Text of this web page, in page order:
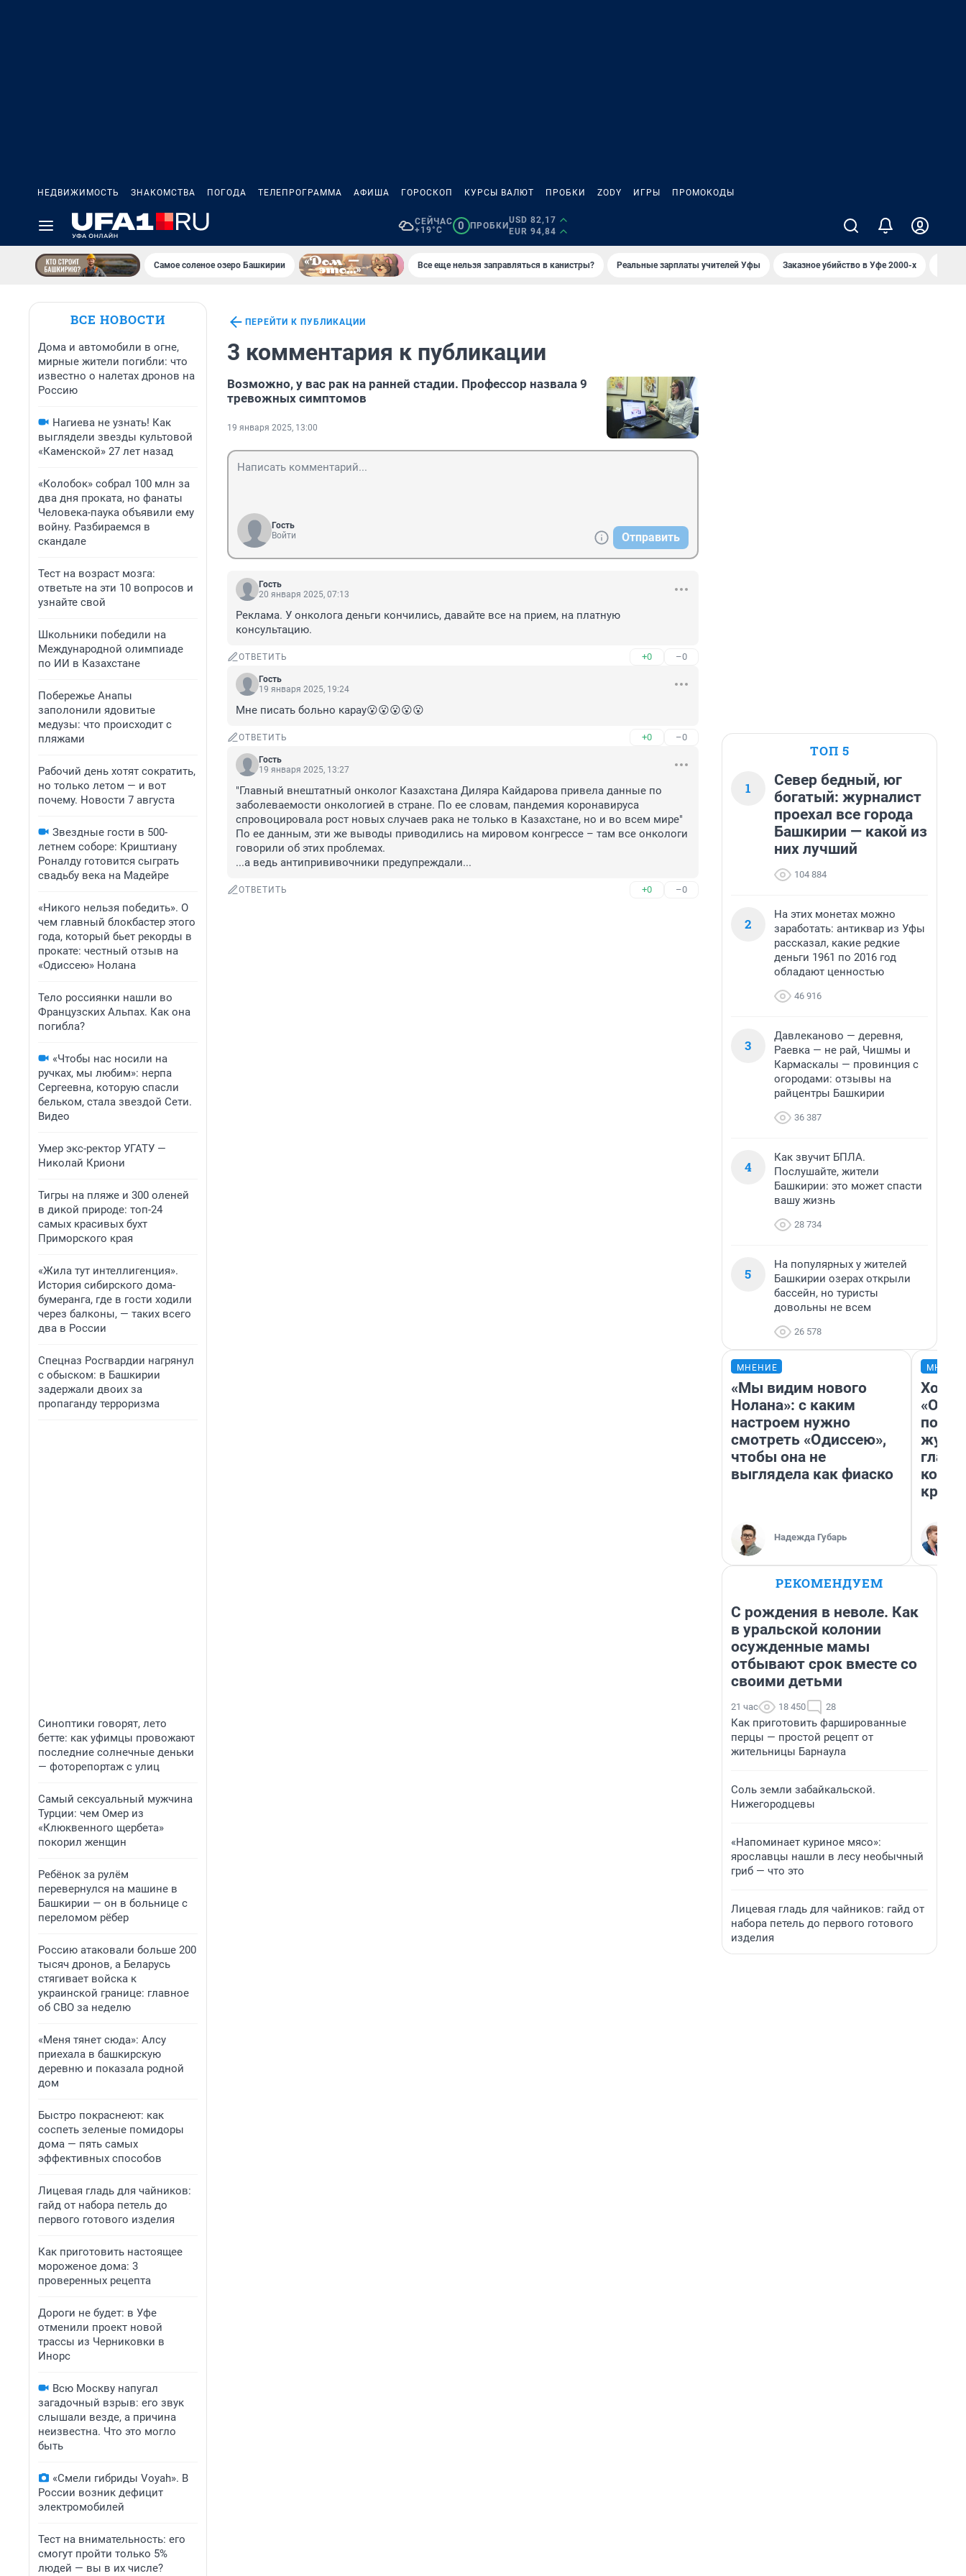
НЕДВИЖИМОСТЬ ЗНАКОМСТВА ПОГОДА ТЕЛЕПРОГРАММА АФИША ГОРОСКОП КУРСЫ ВАЛЮТ ПРОБКИ ZODY ИГРЫ ПРОМОКОДЫ
СЕЙЧАС
+19°C
0 ПРОБКИ
USD 82,17
EUR 94,84
Самое соленое озеро Башкирии Все еще нельзя заправляться в канистры? Реальные зарплаты учителей Уфы Заказное убийство в Уфе 2000-х
ВСЕ НОВОСТИ
Дома и автомобили в огне,
мирные жители погибли: что
известно о налетах дронов на
Россию
Нагиева не узнать! Как
выглядели звезды культовой
«Каменской» 27 лет назад
«Колобок» собрал 100 млн за
два дня проката, но фанаты
Человека-паука объявили ему
войну. Разбираемся в
скандале
Тест на возраст мозга:
ответьте на эти 10 вопросов и
узнайте свой
Школьники победили на
Международной олимпиаде
по ИИ в Казахстане
Побережье Анапы
заполонили ядовитые
медузы: что происходит с
пляжами
Рабочий день хотят сократить,
но только летом — и вот
почему. Новости 7 августа
Звездные гости в 500-
летнем соборе: Криштиану
Роналду готовится сыграть
свадьбу века на Мадейре
«Никого нельзя победить». О
чем главный блокбастер этого
года, который бьет рекорды в
прокате: честный отзыв на
«Одиссею» Нолана
Тело россиянки нашли во
Французских Альпах. Как она
погибла?
«Чтобы нас носили на
ручках, мы любим»: нерпа
Сергеевна, которую спасли
бельком, стала звездой Сети.
Видео
Умер экс-ректор УГАТУ —
Николай Криони
Тигры на пляже и 300 оленей
в дикой природе: топ-24
самых красивых бухт
Приморского края
«Жила тут интеллигенция».
История сибирского дома-
бумеранга, где в гости ходили
через балконы, — таких всего
два в России
Спецназ Росгвардии нагрянул
с обыском: в Башкирии
задержали двоих за
пропаганду терроризма
Синоптики говорят, лето
бетте: как уфимцы провожают
последние солнечные деньки
— фоторепортаж с улиц
Самый сексуальный мужчина
Турции: чем Омер из
«Клюквенного щербета»
покорил женщин
Ребёнок за рулём
перевернулся на машине в
Башкирии — он в больнице с
переломом рёбер
Россию атаковали больше 200
тысяч дронов, а Беларусь
стягивает войска к
украинской границе: главное
об СВО за неделю
«Меня тянет сюда»: Алсу
приехала в башкирскую
деревню и показала родной
дом
Быстро покраснеют: как
соспеть зеленые помидоры
дома — пять самых
эффективных способов
Лицевая гладь для чайников:
гайд от набора петель до
первого готового изделия
Как приготовить настоящее
мороженое дома: 3
проверенных рецепта
Дороги не будет: в Уфе
отменили проект новой
трассы из Черниковки в
Инорс
Всю Москву напугал
загадочный взрыв: его звук
слышали везде, а причина
неизвестна. Что это могло
быть
«Смели гибриды Voyah». В
России возник дефицит
электромобилей
Тест на внимательность: его
смогут пройти только 5%
людей — вы в их числе?
ПЕРЕЙТИ К ПУБЛИКАЦИИ
3 комментария к публикации
Возможно, у вас рак на ранней стадии. Профессор назвала 9
тревожных симптомов
19 января 2025, 13:00
Гость
Войти
Отправить
Гость
20 января 2025, 07:13
Реклама. У онколога деньги кончились, давайте все на прием, на платную
консультацию.
ОТВЕТИТЬ +0 –0
Гость
19 января 2025, 19:24
Мне писать больно карау😮😮😮😮😮
ОТВЕТИТЬ +0 –0
Гость
19 января 2025, 13:27
"Главный внештатный онколог Казахстана Диляра Кайдарова привела данные по
заболеваемости онкологией в стране. По ее словам, пандемия коронавируса
спровоцировала рост новых случаев рака не только в Казахстане, но и во всем мире"
По ее данным, эти же выводы приводились на мировом конгрессе – там все онкологи
говорили об этих проблемах.
...а ведь антипрививочники предупреждали...
ОТВЕТИТЬ +0 –0
ТОП 5
1
Север бедный, юг
богатый: журналист
проехал все города
Башкирии — какой из
них лучший
104 884
2
На этих монетах можно
заработать: антиквар из Уфы
рассказал, какие редкие
деньги 1961 по 2016 год
обладают ценностью
46 916
3
Давлеканово — деревня,
Раевка — не рай, Чишмы и
Кармаскалы — провинция с
огородами: отзывы на
райцентры Башкирии
36 387
4
Как звучит БПЛА.
Послушайте, жители
Башкирии: это может спасти
вашу жизнь
28 734
5
На популярных у жителей
Башкирии озерах открыли
бассейн, но туристы
довольны не всем
26 578
МНЕНИЕ
«Мы видим нового
Нолана»: с каким
настроем нужно
смотреть «Одиссею»,
чтобы она не
выглядела как фиаско
Надежда Губарь
Хоть
РЕКОМЕНДУЕМ
С рождения в неволе. Как
в уральской колонии
осужденные мамы
отбывают срок вместе со
своими детьми
21 час 18 450 28
Как приготовить фаршированные
перцы — простой рецепт от
жительницы Барнаула
Соль земли забайкальской.
Нижегородцевы
«Напоминает куриное мясо»:
ярославцы нашли в лесу необычный
гриб — что это
Лицевая гладь для чайников: гайд от
набора петель до первого готового
изделия